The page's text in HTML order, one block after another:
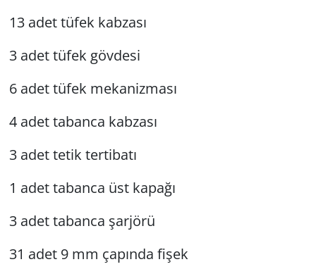
13 adet tüfek kab­za­sı
3 adet tüfek göv­de­si
6 adet tüfek me­ka­niz­ma­sı
4 adet ta­ban­ca kab­za­sı
3 adet tetik ter­ti­ba­tı
1 adet ta­ban­ca üst ka­pa­ğı
3 adet ta­ban­ca şar­jö­rü
31 adet 9 mm ça­pın­da fişek